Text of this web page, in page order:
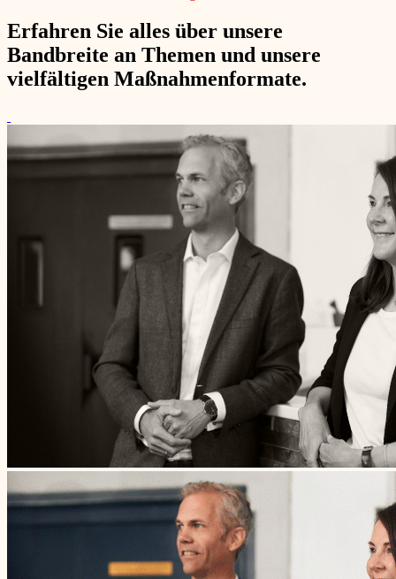
Erfahren Sie alles über unsere
Bandbreite an Themen und unsere
vielfältigen Maßnahmenformate.